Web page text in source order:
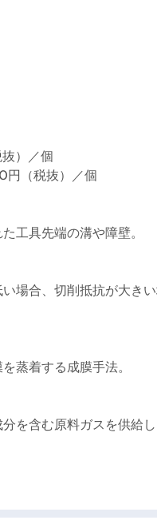
）／個
円（税抜）／個
工具先端の溝や障壁。
場合、切削抵抗が大き
蒸着する成膜手法。
を含む原料ガスを供給